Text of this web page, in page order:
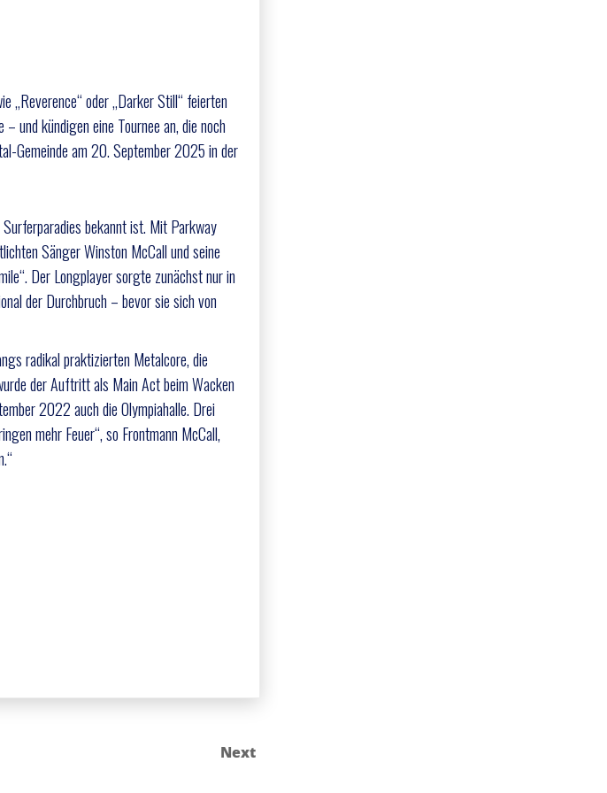
„Reverence“ oder „Darker Still“ feierten
und kündigen eine Tournee an, die noch
Gemeinde am 20. September 2025 in der
bekannt ist. Mit Parkway
Sänger Winston McCall und seine
Der Longplayer sorgte zunächst nur in
der Durchbruch – bevor sie sich von
radikal praktizierten Metalcore, die
der Auftritt als Main Act beim Wacken
2022 auch die Olympiahalle. Drei
mehr Feuer“, so Frontmann McCall,
Next